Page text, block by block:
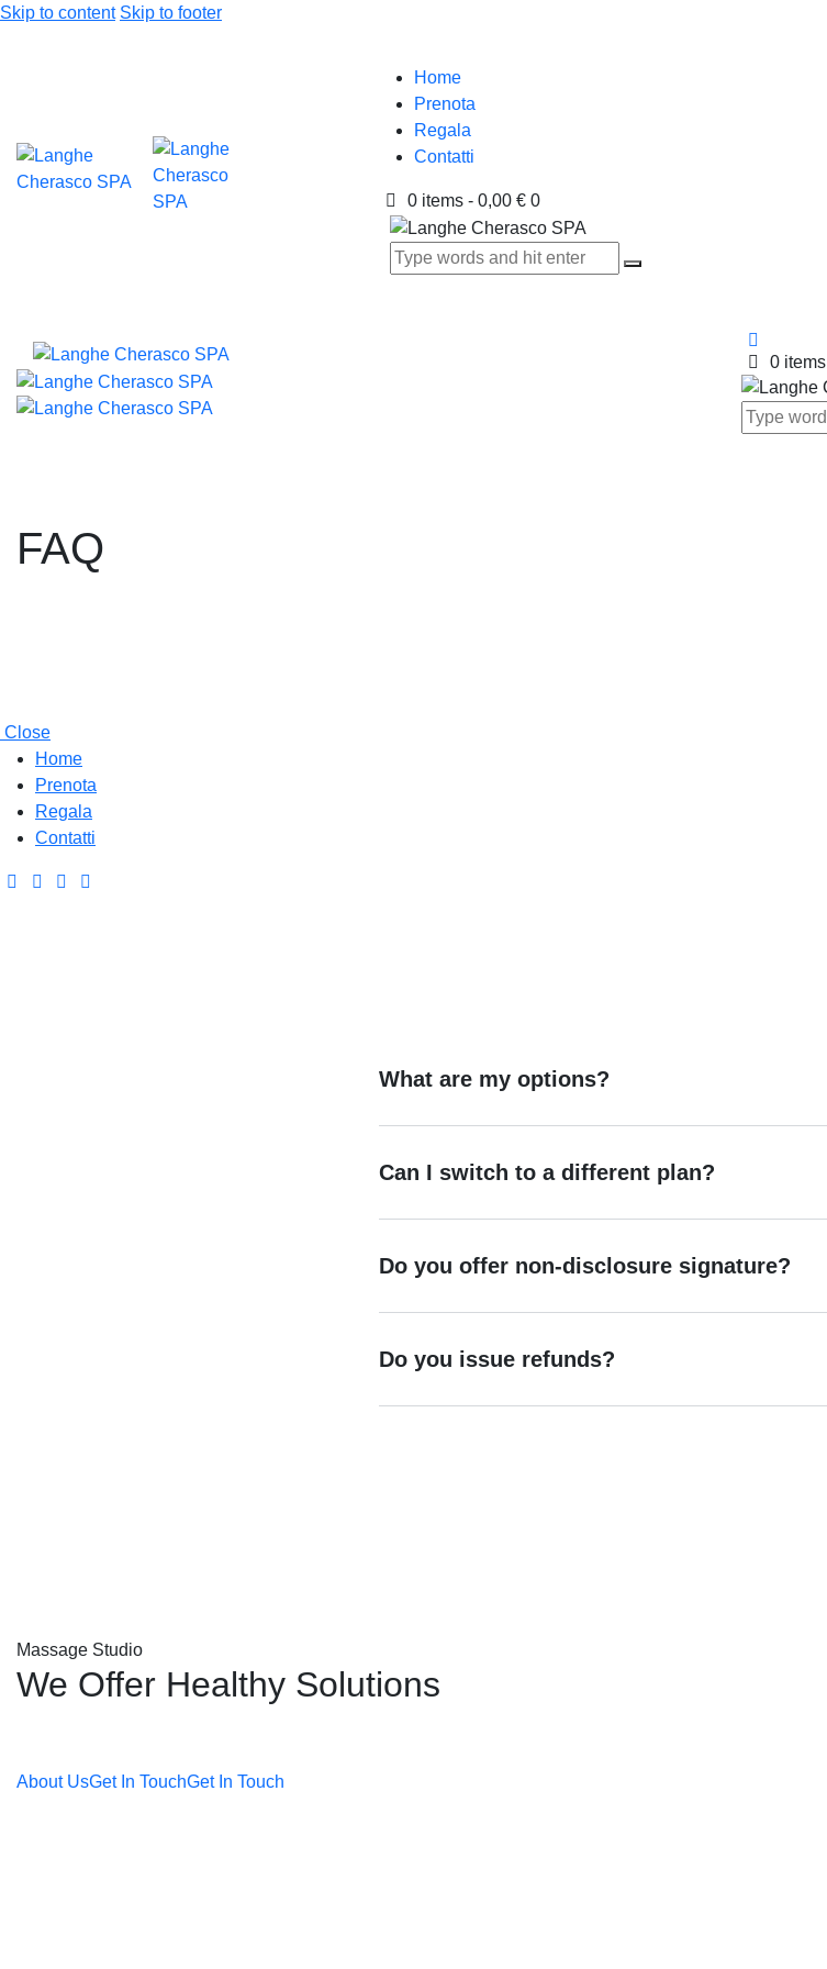
Skip to content Skip to footer
Home
Prenota
Regala
Contatti
0 items -0,00 € 0
0 items
FAQ
Close
Home
Prenota
Regala
Contatti
What are my options?
Can I switch to a different plan?
Do you offer non-disclosure signature?
Do you issue refunds?
Massage Studio
We Offer Healthy Solutions
About UsGet In TouchGet In Touch